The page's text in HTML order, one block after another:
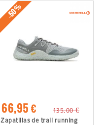
-50%
66,95 €
135,00 €
Zapatillas de trail running